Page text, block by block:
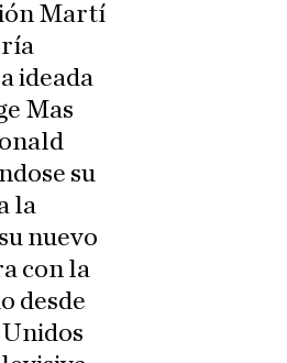
Martí
ideada
Mas
su
la
nuevo
con la
desde